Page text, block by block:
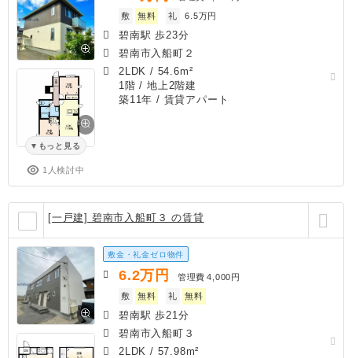
もっと見る
1人検討中
敷
無料 礼 6.5万円
碧南駅 歩23分
碧南市入船町２
2LDK / 54.6m²
1階 / 地上2階建
築11年 / 賃貸アパート
[一戸建] 碧南市入船町３ の賃貸
敷金・礼金ゼロ物件
6.2万円 管理費 4,000円
敷
無料 礼 無料
碧南駅 歩21分
碧南市入船町３
2LDK / 57.98m²